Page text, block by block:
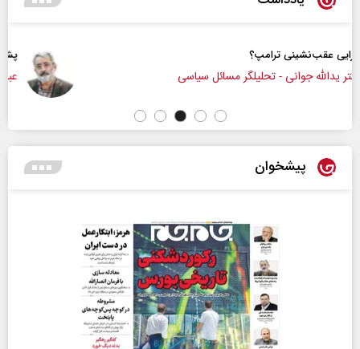
پشت‌پرده تهدیدات کوتاه‏‌مدت و ادعا‌های
عباس سلیمی‌نمین - تحلیلگر مسائل سیاسی
پیشخوان